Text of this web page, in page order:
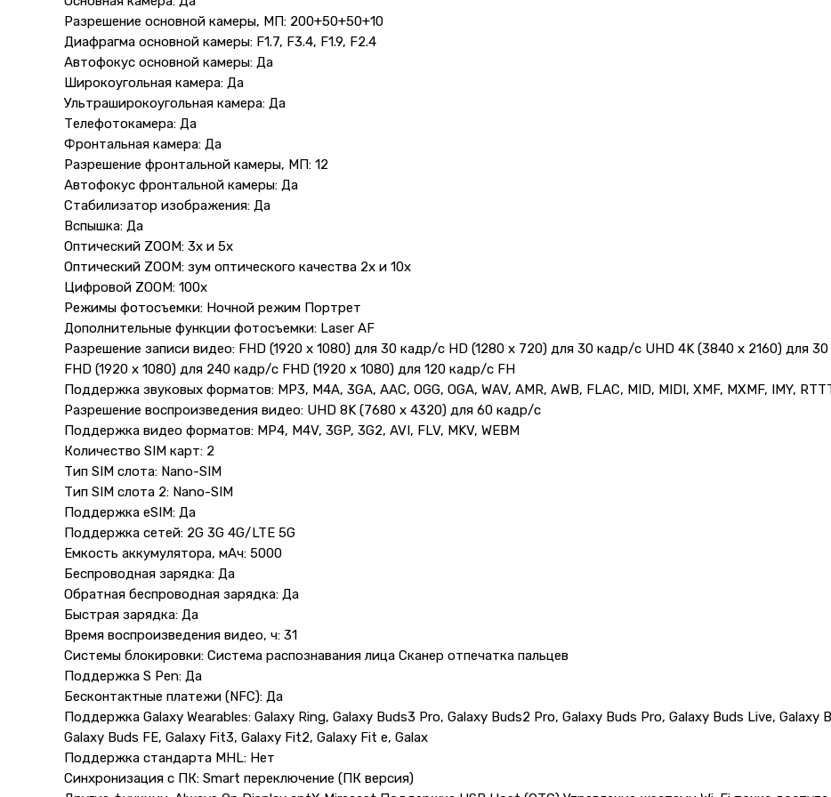
Разрешение основной камеры, МП: 200+50+50+10
Диафрагма основной камеры: F1.7, F3.4, F1.9, F2.4
Автофокус основной камеры: Да
Широкоугольная камера: Да
Ультраширокоугольная камера: Да
Телефотокамера: Да
Фронтальная камера: Да
Разрешение фронтальной камеры, МП: 12
Автофокус фронтальной камеры: Да
Стабилизатор изображения: Да
Вспышка: Да
Оптический ZOOM: 3х и 5х
Оптический ZOOM: зум оптического качества 2х и 10х
Цифровой ZOOM: 100x
Режимы фотосъемки: Ночной режим Портрет
Дополнительные функции фотосъемки: Laser AF
Разрешение записи видео: FHD (1920 x 1080) для 30 кадр/с HD (1280 x 720) для 30 кадр/с UHD 4K (3840 x 2160) для
FHD (1920 x 1080) для 240 кадр/с FHD (1920 x 1080) для 120 кадр/с FH
Поддержка звуковых форматов: MP3, M4A, 3GA, AAC, OGG, OGA, WAV, AMR, AWB, FLAC, MID, MIDI, XMF, MXMF, IMY,
Разрешение воспроизведения видео: UHD 8K (7680 x 4320) для 60 кадр/с
Поддержка видео форматов: MP4, M4V, 3GP, 3G2, AVI, FLV, MKV, WEBM
Количество SIM карт: 2
Тип SIM слота: Nano-SIM
Тип SIM слота 2: Nano-SIM
Поддержка eSIM: Да
Поддержка сетей: 2G 3G 4G/LTE 5G
Емкость аккумулятора, мАч: 5000
Беспроводная зарядка: Да
Обратная беспроводная зарядка: Да
Быстрая зарядка: Да
Время воспроизведения видео, ч: 31
Системы блокировки: Система распознавания лица Сканер отпечатка пальцев
Поддержка S Pen: Да
Бесконтактные платежи (NFC): Да
Поддержка Galaxy Wearables: Galaxy Ring, Galaxy Buds3 Pro, Galaxy Buds2 Pro, Galaxy Buds Pro, Galaxy Buds Live, Galaxy
Galaxy Buds FE, Galaxy Fit3, Galaxy Fit2, Galaxy Fit e, Galax
Поддержка стандарта MHL: Нет
Синхронизация с ПК: Smart переключение (ПК версия)